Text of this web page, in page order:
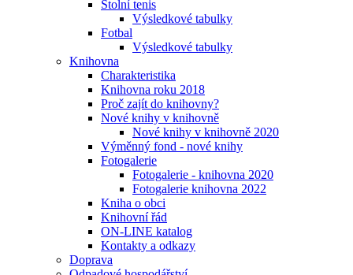
Stolní tenis
Výsledkové tabulky
Fotbal
Výsledkové tabulky
Knihovna
Charakteristika
Knihovna roku 2018
Proč zajít do knihovny?
Nové knihy v knihovně
Nové knihy v knihovně 2020
Výměnný fond - nové knihy
Fotogalerie
Fotogalerie - knihovna 2020
Fotogalerie knihovna 2022
Kniha o obci
Knihovní řád
ON-LINE katalog
Kontakty a odkazy
Doprava